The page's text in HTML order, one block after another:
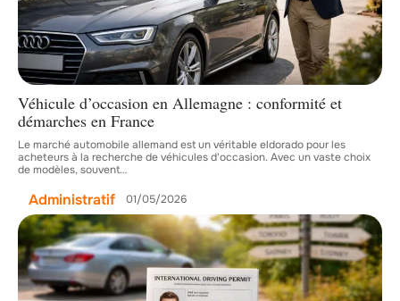
Véhicule d’occasion en Allemagne : conformité et
démarches en France
Le marché automobile allemand est un véritable eldorado pour les
acheteurs à la recherche de véhicules d'occasion. Avec un vaste choix
de modèles, souvent…
Administratif 01/05/2026